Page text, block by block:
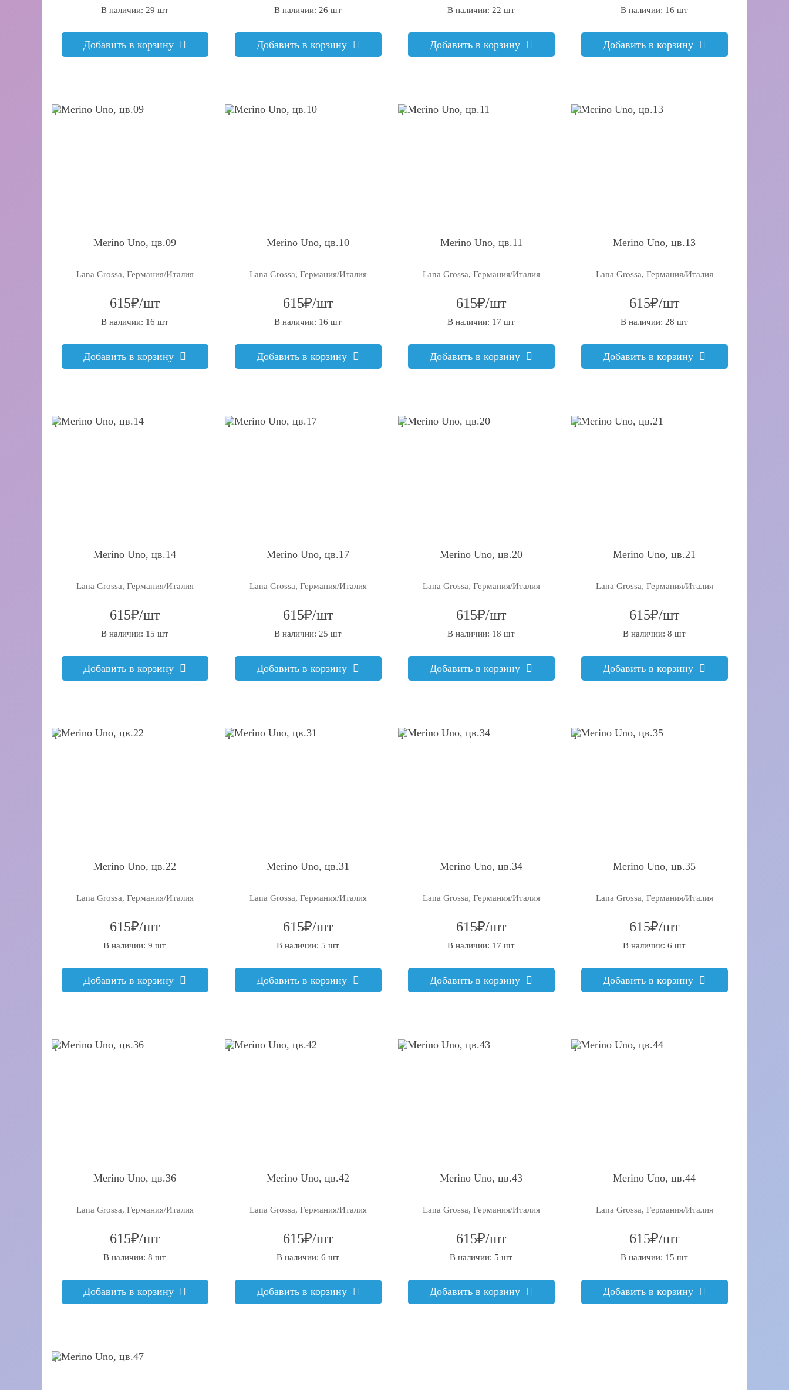
В наличии: 29 шт
Добавить в корзину
В наличии: 26 шт
Добавить в корзину
В наличии: 22 шт
Добавить в корзину
В наличии: 16 шт
Добавить в корзину
q
Merino Uno, цв.09
Lana Grossa, Германия/Италия
615₽/шт
В наличии: 16 шт
Добавить в корзину
q
Merino Uno, цв.10
Lana Grossa, Германия/Италия
615₽/шт
В наличии: 16 шт
Добавить в корзину
q
Merino Uno, цв.11
Lana Grossa, Германия/Италия
615₽/шт
В наличии: 17 шт
Добавить в корзину
q
Merino Uno, цв.13
Lana Grossa, Германия/Италия
615₽/шт
В наличии: 28 шт
Добавить в корзину
q
Merino Uno, цв.14
Lana Grossa, Германия/Италия
615₽/шт
В наличии: 15 шт
Добавить в корзину
q
Merino Uno, цв.17
Lana Grossa, Германия/Италия
615₽/шт
В наличии: 25 шт
Добавить в корзину
q
Merino Uno, цв.20
Lana Grossa, Германия/Италия
615₽/шт
В наличии: 18 шт
Добавить в корзину
q
Merino Uno, цв.21
Lana Grossa, Германия/Италия
615₽/шт
В наличии: 8 шт
Добавить в корзину
q
Merino Uno, цв.22
Lana Grossa, Германия/Италия
615₽/шт
В наличии: 9 шт
Добавить в корзину
q
Merino Uno, цв.31
Lana Grossa, Германия/Италия
615₽/шт
В наличии: 5 шт
Добавить в корзину
q
Merino Uno, цв.34
Lana Grossa, Германия/Италия
615₽/шт
В наличии: 17 шт
Добавить в корзину
q
Merino Uno, цв.35
Lana Grossa, Германия/Италия
615₽/шт
В наличии: 6 шт
Добавить в корзину
q
Merino Uno, цв.36
Lana Grossa, Германия/Италия
615₽/шт
В наличии: 8 шт
Добавить в корзину
q
Merino Uno, цв.42
Lana Grossa, Германия/Италия
615₽/шт
В наличии: 6 шт
Добавить в корзину
q
Merino Uno, цв.43
Lana Grossa, Германия/Италия
615₽/шт
В наличии: 5 шт
Добавить в корзину
q
Merino Uno, цв.44
Lana Grossa, Германия/Италия
615₽/шт
В наличии: 15 шт
Добавить в корзину
q